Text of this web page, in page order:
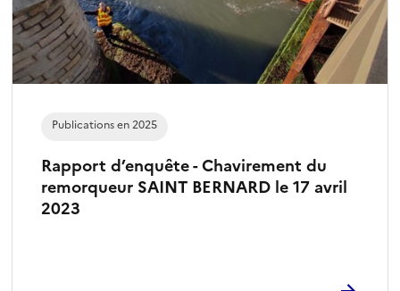
Rapport d’enquête - Chavirement du
remorqueur SAINT BERNARD le 17 avril
2023
Publications en 2025